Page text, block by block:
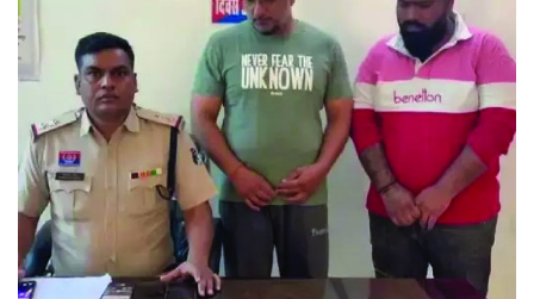
दुनिया
सेहत
धर्म
करियर